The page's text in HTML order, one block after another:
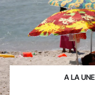
A LA UNE